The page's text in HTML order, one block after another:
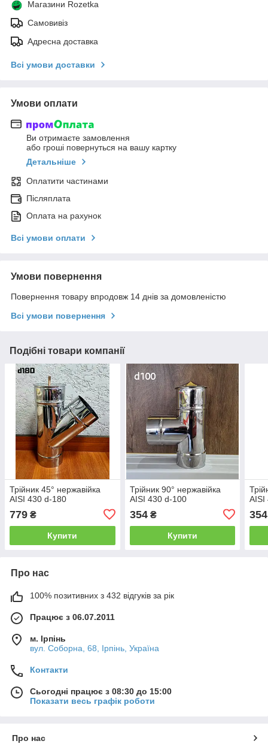
Магазини Rozetka
Самовивіз
Адресна доставка
Всі умови доставки
Умови оплати
Ви отримаєте замовлення
або гроші повернуться на вашу картку
Детальніше
Оплатити частинами
Післяплата
Оплата на рахунок
Всі умови оплати
Умови повернення
Повернення товару впродовж 14 днів за домовленістю
Всі умови повернення
Подібні товари компанії
Трійник 45° нержавійка
AISI 430 d-180
779 ₴
Купити
Трійник 90° нержавійка
AISI 430 d-100
354₴
Купити
AISI
354
Про нас
100% позитивних з 432 відгуків за рік
Працює з 06.07.2011
м. Ірпінь
вул. Соборна, 68, Ірпінь, Україна
Контакти
Сьогодні працює з 08:30 до 15:00
Показати весь графік роботи
Про нас